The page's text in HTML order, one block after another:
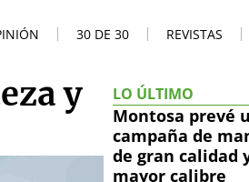
30 DE 30 REVISTAS
y
LO ÚLTIMO
Montosa prevé
campaña de
de gran calidad
mayor calibre